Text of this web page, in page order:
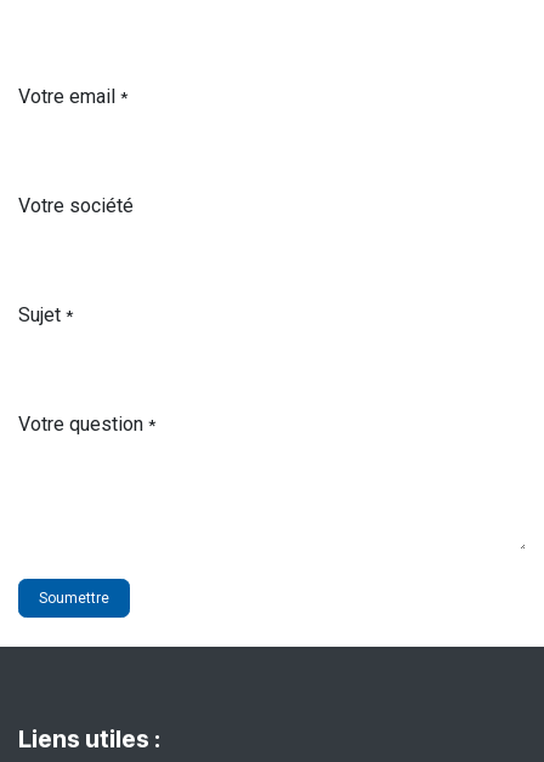
Votre email *
Votre société
Sujet *
Votre question *
Soumettre
Liens utiles :